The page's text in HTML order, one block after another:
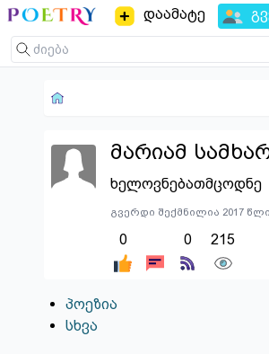
დაამატე
მარიამ
ხელოვნებათმცოდნე
გვერდი შექმნილია 2017
0 0 215
პოეზია
სხვა